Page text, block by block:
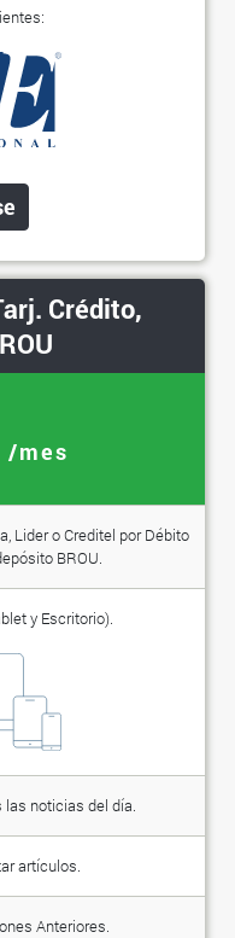
Crédito,
/mes
Lider o Creditel por Débito
BROU.
y Escritorio).
noticias del día.
artículos.
Anteriores.